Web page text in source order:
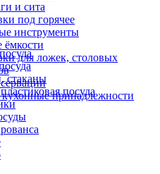
и сита
под горячее
инструменты
для ложек, столовых
принадлежности
стаканы
посуда